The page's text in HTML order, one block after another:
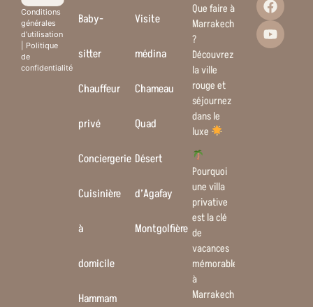
Conditions
générales
d’utilisation
Politique
de
confidentialité
Baby-
sitter
Chauffeur
privé
Conciergerie
Cuisinière
à
domicile
Hammam
Visite
médina
Chameau
Quad
Désert
d’Agafay
Montgolfière
Que faire à
Marrakech
?
Découvrez
la ville
rouge et
séjournez
dans le
luxe
Pourquoi
une villa
privative
est la clé
de
vacances
mémorables
à
Marrakech